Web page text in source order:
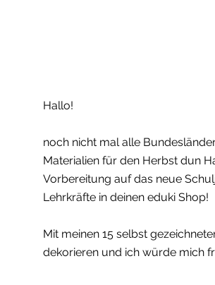
Hallo!
noch nicht mal alle
Materialien für den Herbst dun
Vorbereitung auf das neue
Lehrkräfte in deinen eduki Shop!
Mit meinen 15 selbst
dekorieren und ich würde mich